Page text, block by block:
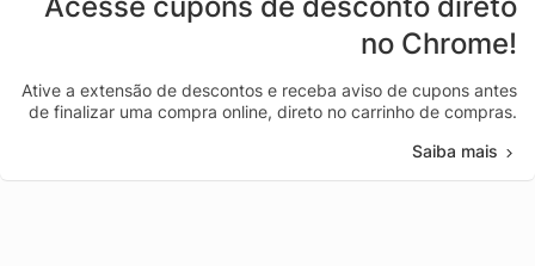
no Chrome!
Ative a extensão de descontos e receba aviso de cupons antes
de finalizar uma compra online, direto no carrinho de compras.
Saiba mais